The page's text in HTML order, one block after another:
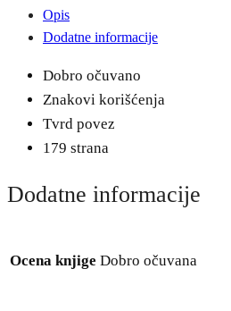
Opis
Dodatne informacije
Dobro očuvano
Znakovi korišćenja
Tvrd povez
179 strana
Dodatne informacije
Ocena knjige Dobro očuvana